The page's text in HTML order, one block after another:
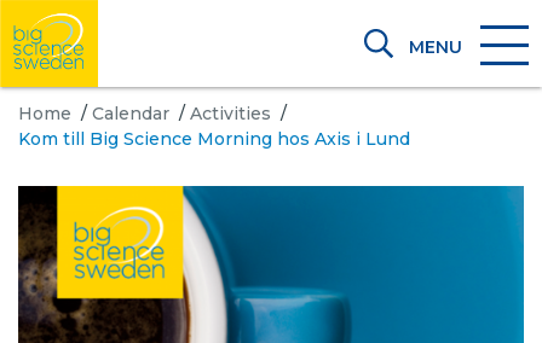
MENU
Home / Calendar / Activities /
Kom till Big Science Morning hos Axis i Lund